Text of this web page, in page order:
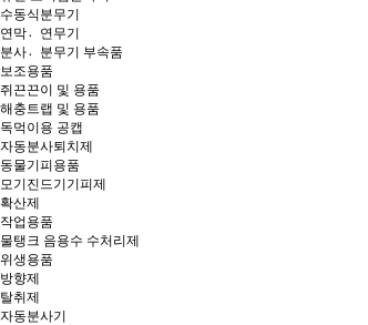
수동식분무기
연막연〮무기
분사분〮무기 부속품
보조용품
쥐끈끈이 및 용품
해충트랩 및 용품
독먹이용 공캡
자동분사퇴치제
동물기피용품
모기진드기기피제
확산제
작업용품
물탱크 음용수 수처리제
위생용품
방향제
탈취제
자동분사기